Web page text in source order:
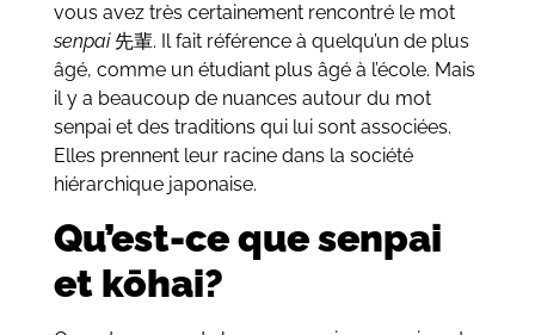
vous avez très certainement rencontré le mot
senpai 先輩. Il fait référence à quelqu’un de plus
âgé, comme un étudiant plus âgé à l’école. Mais
il y a beaucoup de nuances autour du mot
senpai et des traditions qui lui sont associées.
Elles prennent leur racine dans la société
hiérarchique japonaise.
Qu’est-ce que senpai
et kōhai?